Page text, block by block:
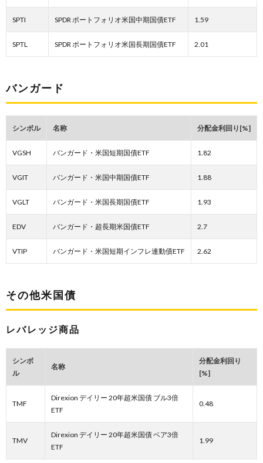
SPTI SPDR ポートフォリオ米国中期国債ETF 1.59
SPTL SPDR ポートフォリオ米国長期国債ETF 2.01
バンガード
シンボル 名称 分配金利回り[%]
VGSH バンガード・米国短期国債ETF 1.82
VGIT バンガード・米国中期国債ETF 1.88
VGLT バンガード・米国長期国債ETF 1.93
EDV バンガード・超長期米国債ETF 2.7
VTIP バンガード・米国短期インフレ連動債ETF 2.62
その他米国債
レバレッジ商品
シンボ
ル
名称
分配金利回り
[%]
TMF
Direxion デイリー 20年超米国債 ブル3倍
ETF
0.48
TMV
Direxion デイリー 20年超米国債 ベア3倍
ETF
1.99